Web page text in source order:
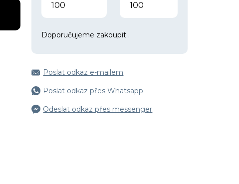
Doporučujeme zakoupit .
Poslat odkaz e-mailem
Poslat odkaz přes Whatsapp
Odeslat odkaz přes messenger